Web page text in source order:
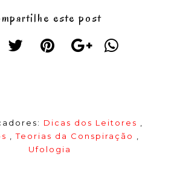
este post
Dicas dos Leitores ,
,Teorias da Conspiração ,
Ufologia